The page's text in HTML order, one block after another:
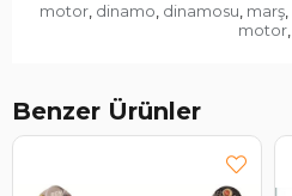
motor, dinamo, dinamosu, marş,
motor,
Benzer Ürünler